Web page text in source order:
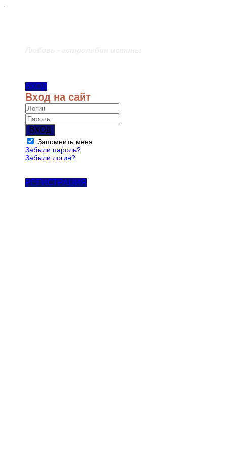
'
ВХОД
Вход на сайт
ВХОД
Запомнить меня
Забыли пароль?
Забыли логин?
РЕГИСТРАЦИЯ